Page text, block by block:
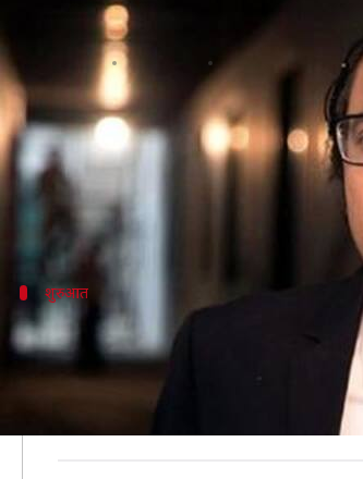
मुंबई: टीवी पत्रकार अर्नब
भारत शर्मा Apr 23, 2020 02:12 pm
क्या है खबर?
रिपब्लिक टीवी के एडिटर इन चीफ अर्णब
इस दौरान कार के शीशे बंद होने से आरोपी
शुरुआत
यहां से हुई थी पूरे घटनाक्रम की
महाराष्ट्र केपालघर में साधुओं की पीट-पीटकर
वहीं गोस्वमी ने अपने कार्यक्रम में कहा था
इस पर कांग्रेस नेता नितिन राउत ने उनके